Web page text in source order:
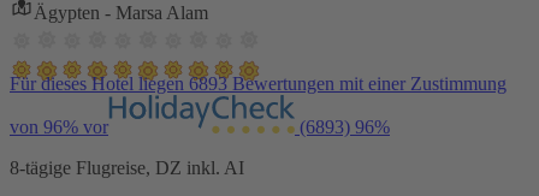
Ägypten - Marsa Alam
Für dieses Hotel liegen 6893 Bewertungen mit einer Zustimmung
von 96% vor (6893) 96%
8-tägige Flugreise, DZ inkl. AI